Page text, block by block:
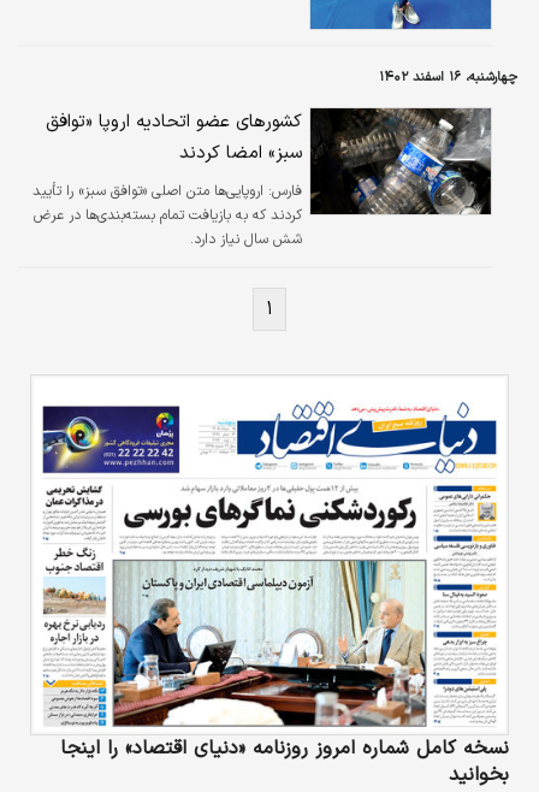
چهارشنبه، ۱۶ اسفند ۱۴۰۲
کشورهای عضو اتحادیه اروپا «توافق
سبز» امضا کردند
فارس: اروپایی‌ها متن اصلی «توافق سبز» را تأیید
کردند که به بازیافت تمام بسته‌بندی‌ها در عرض
شش سال نیاز دارد.
۱
نسخه کامل شماره امروز روزنامه «دنیای‌ اقتصاد» را اینجا
بخوانید